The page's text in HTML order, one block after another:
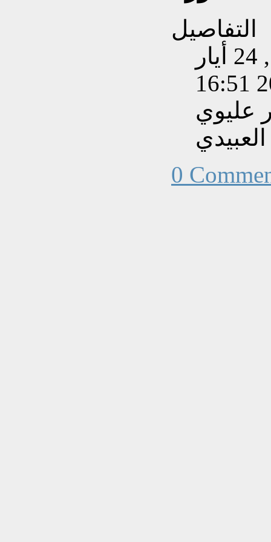
التفاصيل
تم إنشاءه بتاريخ السبت, 24 أيار
عليوي
العبيدي
0